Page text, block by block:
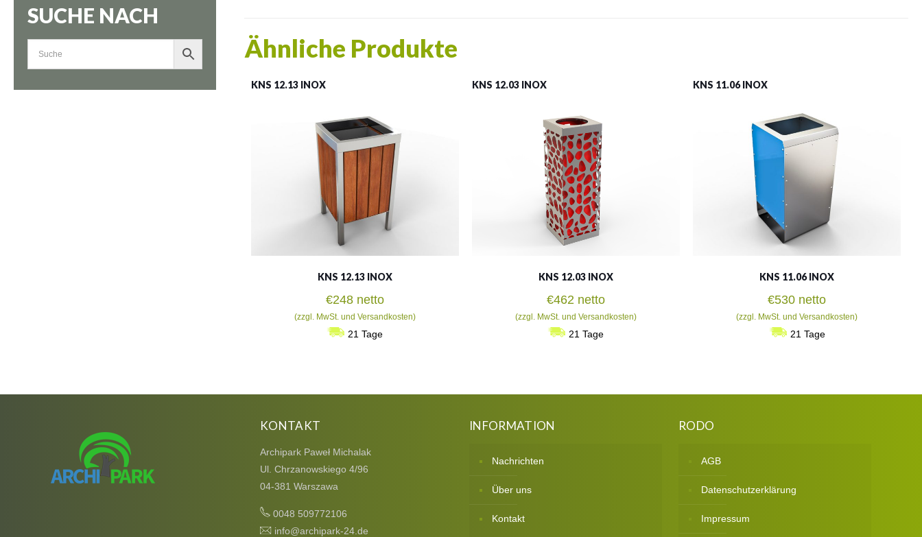
Ähnliche Produkte
KNS 12.13 INOX
KNS 12.13 INOX
€248 netto
(zzgl. MwSt. und Versandkosten)
21 Tage
KNS 12.03 INOX
KNS 12.03 INOX
€462 netto
(zzgl. MwSt. und Versandkosten)
21 Tage
KNS 11.06 INOX
KNS 11.06 INOX
€530 netto
(zzgl. MwSt. und Versandkosten)
21 Tage
SUCHE NACH
KONTAKT
Archipark Paweł Michalak
Ul. Chrzanowskiego 4/96
04-381 Warszawa
0048 509772106
info@archipark-24.de
INFORMATION
Nachrichten
Über uns
Kontakt
RODO
AGB
Datenschutzerklärung
Impressum